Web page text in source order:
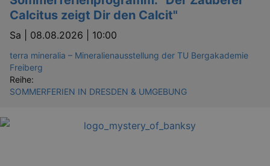
Calcitus zeigt Dir den Calcit"
Sa | 08.08.2026 | 10:00
terra mineralia – Mineralienausstellung der TU Bergakademie
Freiberg
Reihe:
SOMMERFERIEN IN DRESDEN & UMGEBUNG